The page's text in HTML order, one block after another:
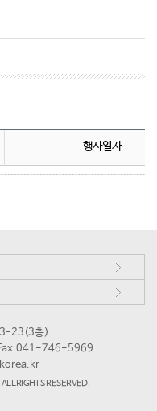
행사일자
23(3층)
746-5969
RIGHTS RESERVED.